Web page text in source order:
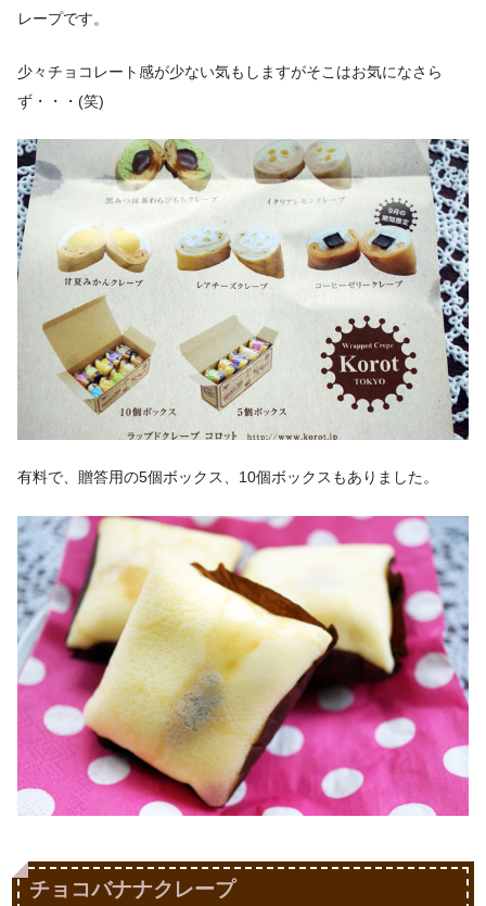
レープです。
少々チョコレート感が少ない気もしますがそこはお気になさら
ず・・・(笑)
有料で、贈答用の5個ボックス、10個ボックスもありました。
チョコバナナクレープ